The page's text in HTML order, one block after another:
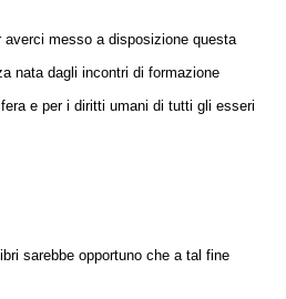
averci messo a disposizione questa
nata dagli incontri di formazione
e per i diritti umani di tutti gli esseri
sarebbe opportuno che a tal fine